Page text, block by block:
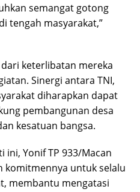
semangat gotong
tengah masyarakat,”
keterlibatan mereka
Sinergi antara TNI,
diharapkan dapat
pembangunan desa
kesatuan bangsa.
ini, Yonif TP 933/Macan
komitmennya untuk selalu
membantu mengatasi